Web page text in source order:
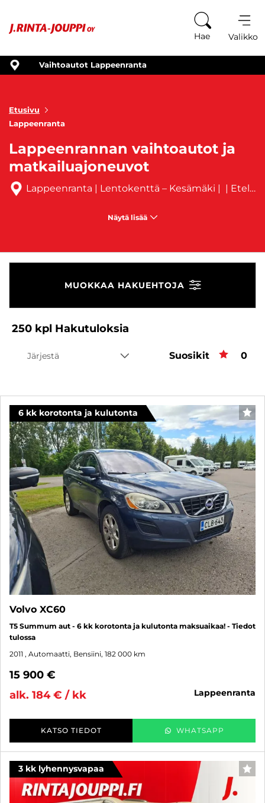
Hae Valikko
Vaihtoautot Lappeenranta
Etusivu
Lappeenranta
Lappeenrannan vaihtoautot ja
matkailuajoneuvot
Lappeenranta | Lentokenttä – Kesämäki | | Etelä-Karjala |
Näytä lisää
MUOKKAA HAKUEHTOJA
250 kpl Hakutuloksia
Järjestä Suosikit 0
6 kk korotonta ja kulutonta
Volvo XC60
T5 Summum aut - 6 kk korotonta ja kulutonta maksuaikaa! - Tiedot
tulossa
2011 , Automaatti, Bensiini, 182 000 km
15 900 €
alk. 184 € / kk
lappeenranta
KATSO TIEDOT WHATSAPP
3 kk lyhennysvapaa